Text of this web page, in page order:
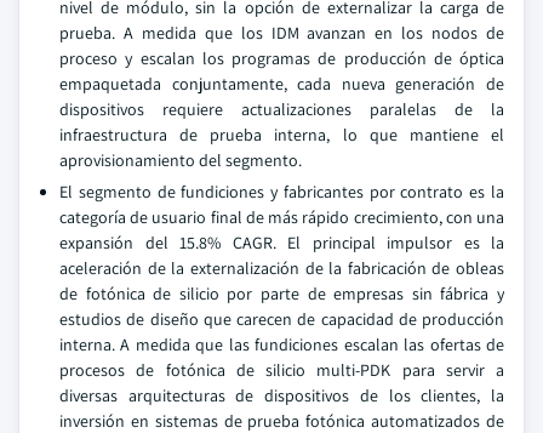
nivel de módulo, sin la opción de externalizar la carga de
prueba. A medida que los IDM avanzan en los nodos de
proceso y escalan los programas de producción de óptica
empaquetada conjuntamente, cada nueva generación de
dispositivos requiere actualizaciones paralelas de la
infraestructura de prueba interna, lo que mantiene el
aprovisionamiento del segmento.
El segmento de fundiciones y fabricantes por contrato es la
categoría de usuario final de más rápido crecimiento, con una
expansión del 15.8% CAGR. El principal impulsor es la
aceleración de la externalización de la fabricación de obleas
de fotónica de silicio por parte de empresas sin fábrica y
estudios de diseño que carecen de capacidad de producción
interna. A medida que las fundiciones escalan las ofertas de
procesos de fotónica de silicio multi-PDK para servir a
diversas arquitecturas de dispositivos de los clientes, la
inversión en sistemas de prueba fotónica automatizados de